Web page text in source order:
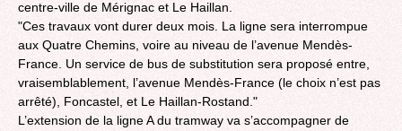
centre-ville de Mérignac et Le Haillan.
"Ces travaux vont durer deux mois. La ligne sera interrompue
aux Quatre Chemins, voire au niveau de l’avenue Mendès-
France. Un service de bus de substitution sera proposé entre,
vraisemblablement, l’avenue Mendès-France (le choix n’est pas
arrêté), Foncastel, et Le Haillan-Rostand."
L’extension de la ligne A du tramway va s’accompagner de